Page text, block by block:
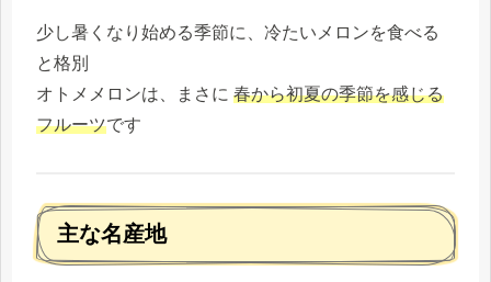
少し暑くなり始める季節に、冷たいメロンを食べる
と格別
オトメメロンは、まさに 春から初夏の季節を感じる
フルーツです
主な名産地